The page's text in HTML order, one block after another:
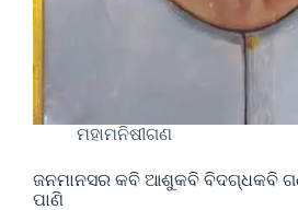
ମହାମନିଷୀଗଣ
ଜନମାନସର କବି ଆଶୁକବି ବିଦଗ୍ଧକବି
ପାଣି